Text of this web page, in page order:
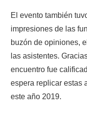
El evento también
impresiones de las
buzón de opiniones,
las asistentes.
encuentro fue
espera replicar estas
este año 2019.